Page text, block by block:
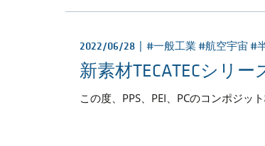
2022/06/28 | #一般工業 #航空宇宙 #
新素材TECATECシリ
この度、PPS、PEI、PCのコンポジッ